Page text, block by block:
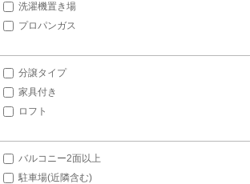
洗濯機置き場
プロパンガス
分譲タイプ
家具付き
ロフト
バルコニー2面以上
駐車場(近隣含む)